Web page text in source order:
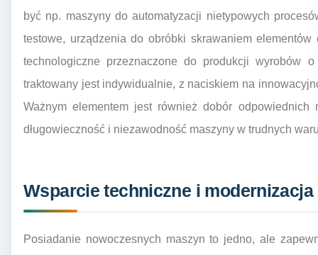
być np. maszyny do automatyzacji nietypowych
testowe, urządzenia do obróbki skrawaniem
technologiczne przeznaczone do produkcji wyrobów
traktowany jest indywidualnie, z naciskiem na
Ważnym elementem jest również dobór odpowiednich
długowieczność i niezawodność maszyny w trudnych
Wsparcie techniczne i
Posiadanie nowoczesnych maszyn to jedno, ale